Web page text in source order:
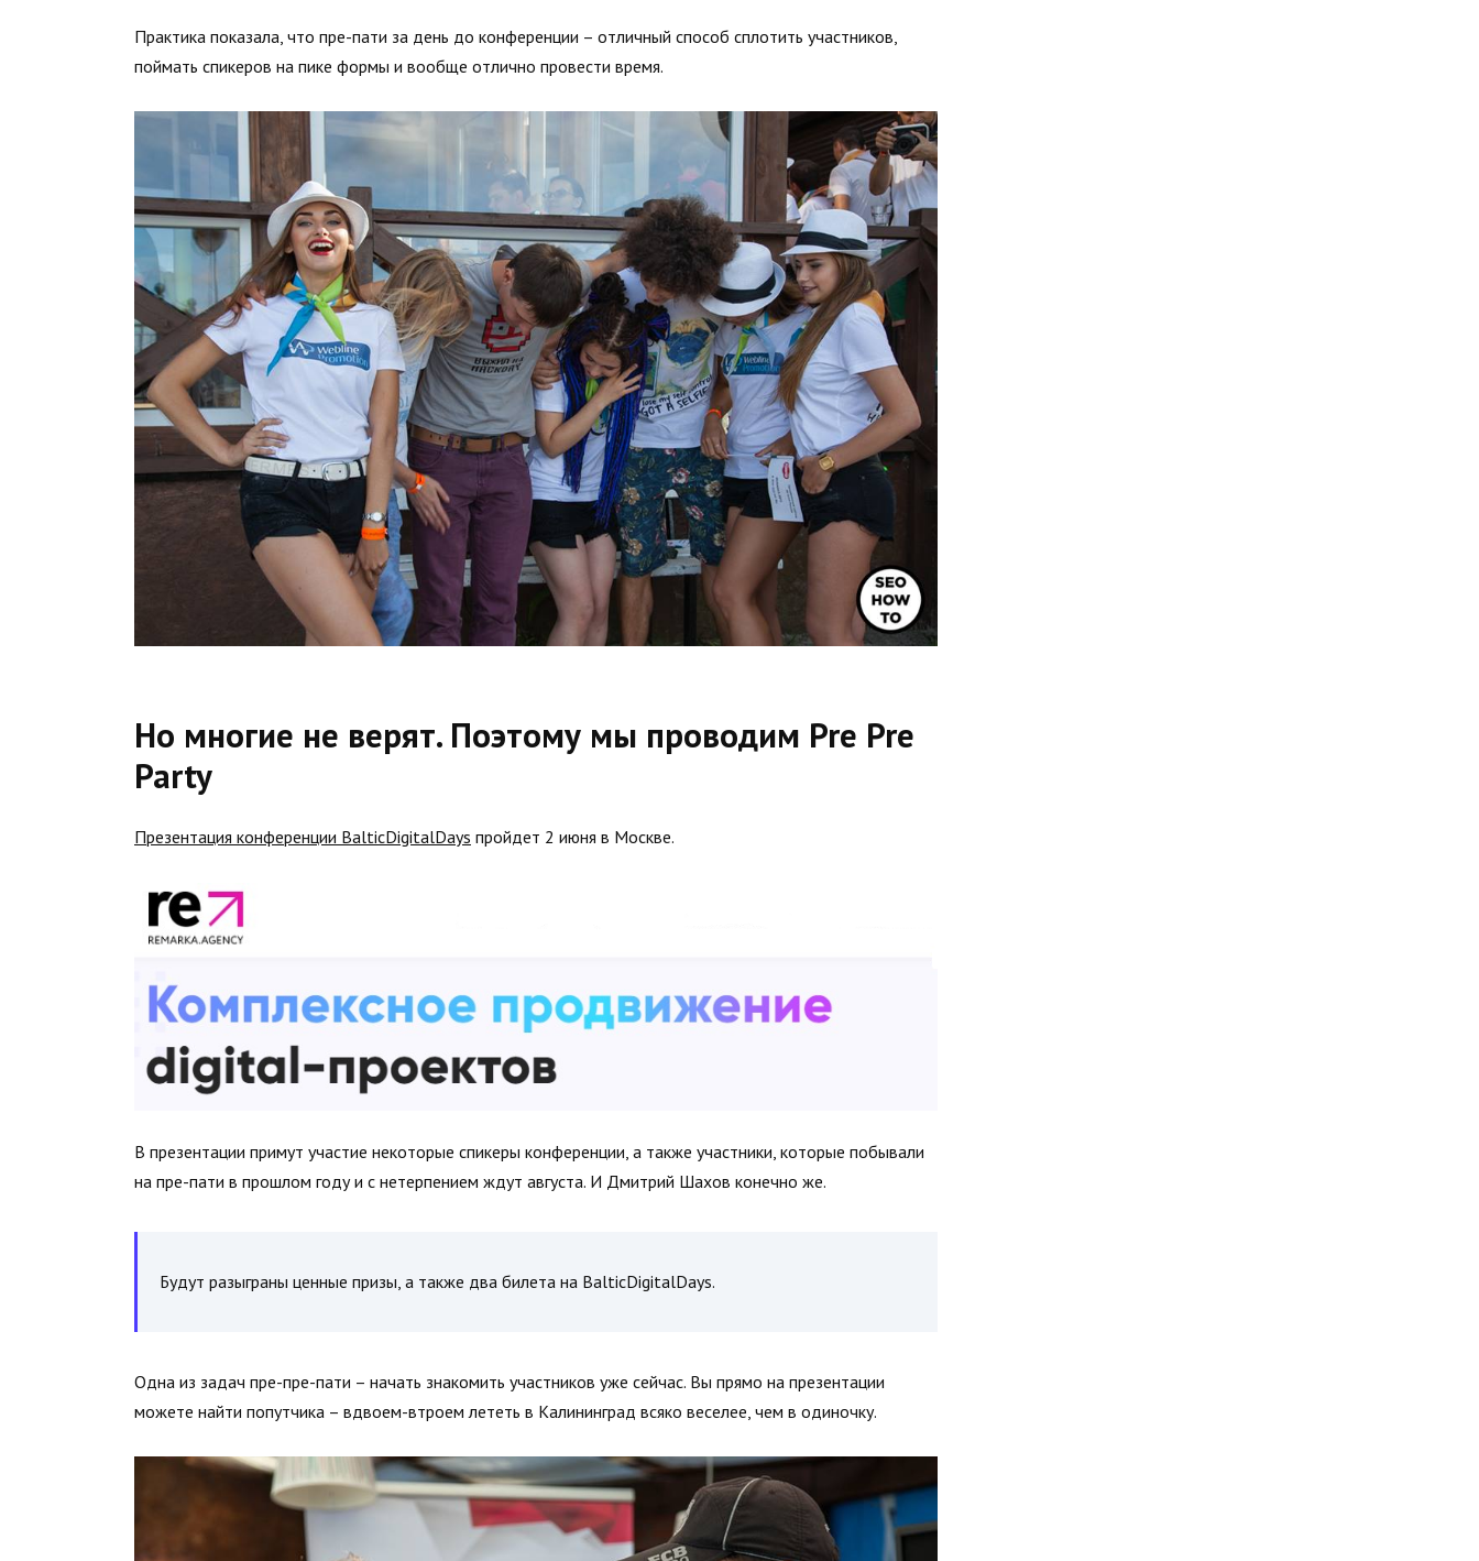
Практика показала, что пре-пати за день до конференции – отличный способ сплотить участников,
поймать спикеров на пике формы и вообще отлично провести время.
Но многие не верят. Поэтому мы проводим Pre Pre
Party
Презентация конференции BalticDigitalDays пройдет 2 июня в Москве.
В презентации примут участие некоторые спикеры конференции, а также участники, которые побывали
на пре-пати в прошлом году и с нетерпением ждут августа. И Дмитрий Шахов конечно же.
Будут разыграны ценные призы, а также два билета на BalticDigitalDays.
Одна из задач пре-пре-пати – начать знакомить участников уже сейчас. Вы прямо на презентации
можете найти попутчика – вдвоем-втроем лететь в Калининград всяко веселее, чем в одиночку.